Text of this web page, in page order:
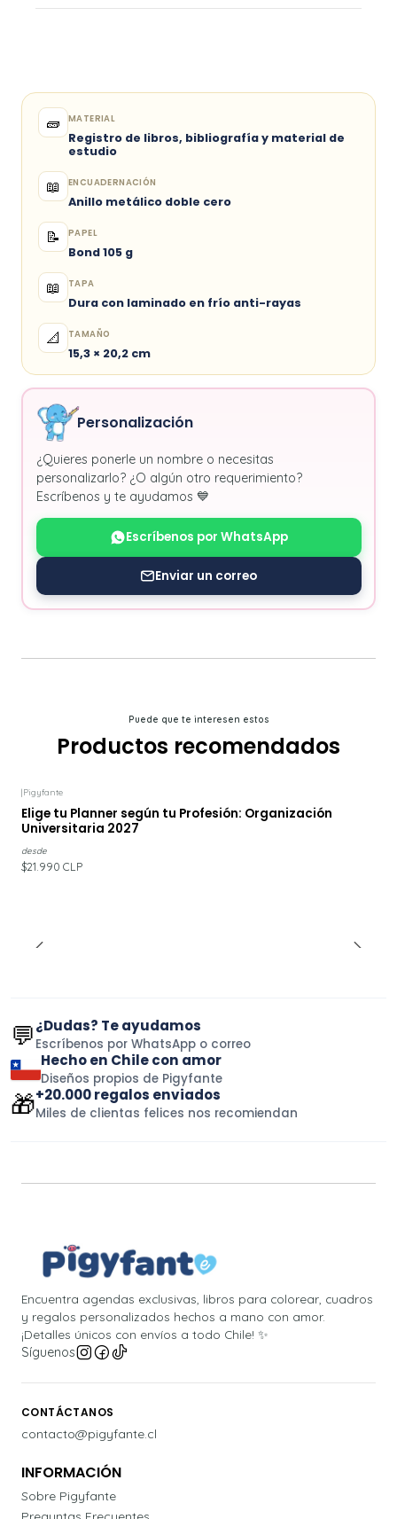
🧱 MATERIAL
Registro de libros, bibliografía y material de
estudio
📖 ENCUADERNACIÓN
Anillo metálico doble cero
📝 PAPEL
Bond 105 g
📖 TAPA
Dura con laminado en frío anti-rayas
📐 TAMAÑO
15,3 × 20,2 cm
Personalización
¿Quieres ponerle un nombre o necesitas
personalizarlo? ¿O algún otro requerimiento?
Escríbenos y te ayudamos 💙
Escríbenos por WhatsApp
Enviar un correo
Puede que te interesen estos
Productos recomendados
|Pigyfante
Elige tu Planner según tu Profesión: Organización
Universitaria 2027
desde
$21.990 CLP
💬¿Dudas? Te ayudamos
Escríbenos por WhatsApp o correo
Hecho en Chile con amor
Diseños propios de Pigyfante
🎁+20.000 regalos enviados
Miles de clientas felices nos recomiendan
Encuentra agendas exclusivas, libros para colorear, cuadros
y regalos personalizados hechos a mano con amor.
¡Detalles únicos con envíos a todo Chile! ✨
Síguenos
CONTÁCTANOS
contacto@pigyfante.cl
INFORMACIÓN
Sobre Pigyfante